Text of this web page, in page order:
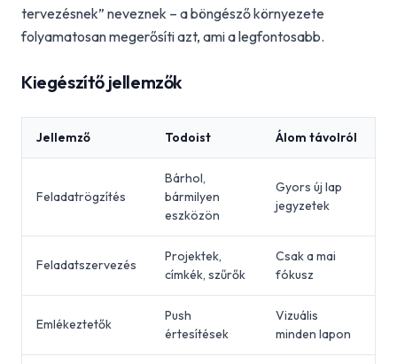
tervezésnek” neveznek – a böngésző környezete
folyamatosan megerősíti azt, ami a legfontosabb.
Kiegészítő jellemzők
Jellemző Todoist Álom távolról
Feladatrögzítés
Bárhol,
bármilyen
eszközön
Gyors új lap
jegyzetek
Feladatszervezés
Projektek,
címkék, szűrők
Csak a mai
fókusz
Emlékeztetők
Push
értesítések
Vizuális
minden lapon